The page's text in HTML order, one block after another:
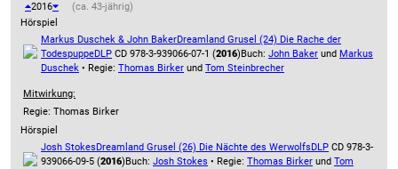
2016
(ca. 43-jährig)
Hörspiel
Markus Duschek & John BakerDreamland Grusel (24) Die Rache der
TodespuppeDLP CD 978-3-939066-07-1 (2016)Buch: John Baker und Markus
Duschek • Regie: Thomas Birker und Tom Steinbrecher
Mitwirkung:
Regie: Thomas Birker
Hörspiel
Josh StokesDreamland Grusel (26) Die Nächte des WerwolfsDLP CD 978-3-
939066-09-5 (2016)Buch: Josh Stokes • Regie: Thomas Birker und Tom